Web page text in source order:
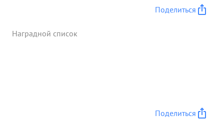
Поделиться
Наградной список
Поделиться